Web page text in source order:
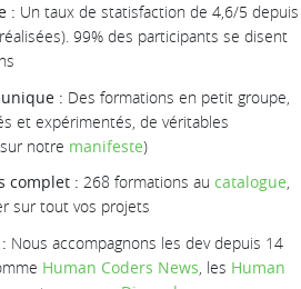
: Un taux de statisfaction de 4,6/5 depuis
99% des participants se disent
: Des formations en petit groupe,
et expérimentés, de véritables
notre manifeste)
complet : 268 formations au catalogue,
sur tout vos projets
Nous accompagnons les dev depuis 14
Human Coders News , les Human